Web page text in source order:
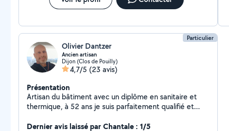
Particulier
Olivier Dantzer
Ancien artisan
Dijon (Clos de Pouilly)
4,7/5 (23 avis)
Présentation
Artisan du bâtiment avec un diplôme en sanitaire et
thermique, à 52 ans je suis parfaitement qualifié et
extérieurs !
Dernier avis laissé par Chantale : 1/5